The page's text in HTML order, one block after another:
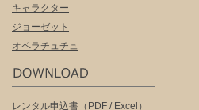
キャラクター
ジョーゼット
オペラチュチュ
レンタル申込書（ PDF / Excel ）